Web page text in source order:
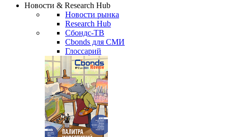
Новости & Research Hub
Новости рынка
Research Hub
Сбондс-ТВ
Cbonds для СМИ
Глоссарий